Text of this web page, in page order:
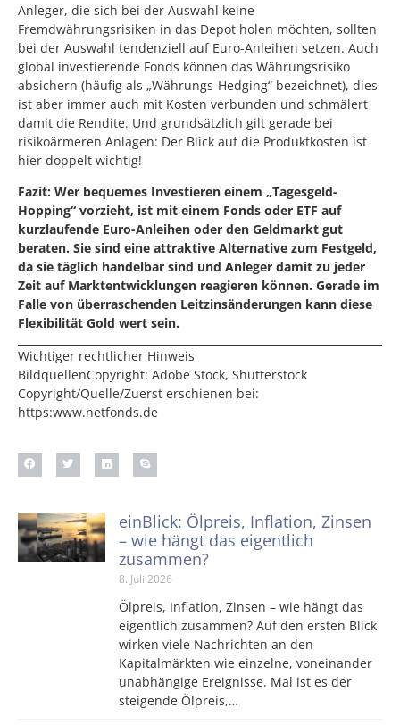
Anleger, die sich bei der Auswahl keine
Fremdwährungsrisiken in das Depot holen möchten, sollten
bei der Auswahl tendenziell auf Euro-Anleihen setzen. Auch
global investierende Fonds können das Währungsrisiko
absichern (häufig als „Währungs-Hedging“ bezeichnet), dies
ist aber immer auch mit Kosten verbunden und schmälert
damit die Rendite. Und grundsätzlich gilt gerade bei
risikoärmeren Anlagen: Der Blick auf die Produktkosten ist
hier doppelt wichtig!
Fazit: Wer bequemes Investieren einem „Tagesgeld-
Hopping“ vorzieht, ist mit einem Fonds oder ETF auf
kurzlaufende Euro-Anleihen oder den Geldmarkt gut
beraten. Sie sind eine attraktive Alternative zum Festgeld,
da sie täglich handelbar sind und Anleger damit zu jeder
Zeit auf Marktentwicklungen reagieren können. Gerade im
Falle von überraschenden Leitzinsänderungen kann diese
Flexibilität Gold wert sein.
Wichtiger rechtlicher Hinweis
BildquellenCopyright: Adobe Stock, Shutterstock
Copyright/Quelle/Zuerst erschienen bei:
https:www.netfonds.de
einBlick: Ölpreis, Inflation, Zinsen
– wie hängt das eigentlich
zusammen?
8. Juli 2026
Ölpreis, Inflation, Zinsen – wie hängt das
eigentlich zusammen? Auf den ersten Blick
wirken viele Nachrichten an den
Kapitalmärkten wie einzelne, voneinander
unabhängige Ereignisse. Mal ist es der
steigende Ölpreis,…